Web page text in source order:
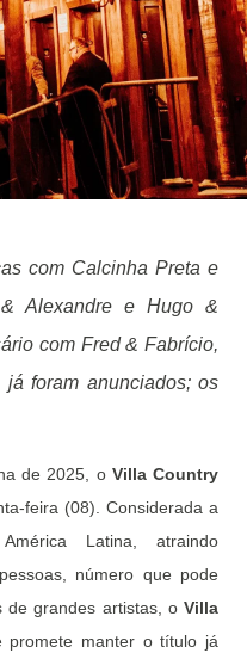
com Calcinha Preta e
Alexandre e Hugo &
com Fred & Fabrício,
foram anunciados; os
de 2025, o Villa Country
feira (08). Considerada a
Latina, atraindo
número que pode
de grandes artistas, o Villa
promete manter o título já